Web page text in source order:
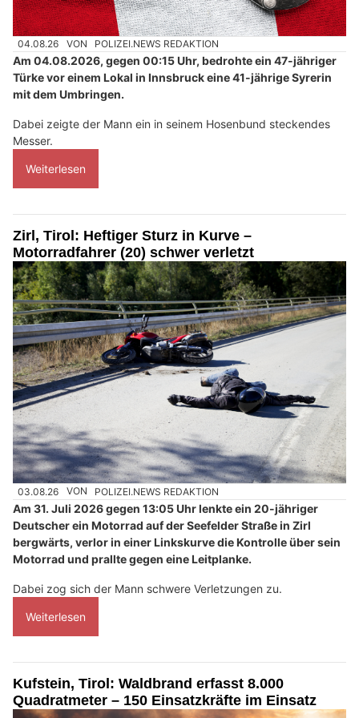
04.08.26 VON POLIZEI.NEWS REDAKTION
Am 04.08.2026, gegen 00:15 Uhr, bedrohte ein 47-jähriger
Türke vor einem Lokal in Innsbruck eine 41-jährige Syrerin
mit dem Umbringen.
Dabei zeigte der Mann ein in seinem Hosenbund steckendes
Messer.
Weiterlesen
Zirl, Tirol: Heftiger Sturz in Kurve –
Motorradfahrer (20) schwer verletzt
03.08.26 VON POLIZEI.NEWS REDAKTION
Am 31. Juli 2026 gegen 13:05 Uhr lenkte ein 20-jähriger
Deutscher ein Motorrad auf der Seefelder Straße in Zirl
bergwärts, verlor in einer Linkskurve die Kontrolle über sein
Motorrad und prallte gegen eine Leitplanke.
Dabei zog sich der Mann schwere Verletzungen zu.
Weiterlesen
Kufstein, Tirol: Waldbrand erfasst 8.000
Quadratmeter – 150 Einsatzkräfte im Einsatz